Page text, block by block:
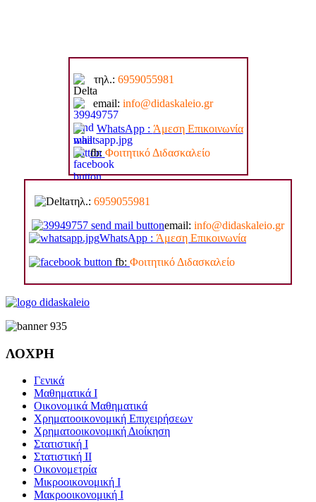
τηλ.: 6959055981
email: info@didaskaleio.gr
WhatsApp : Άμεση Επικοινωνία
fb: Φοιτητικό Διδασκαλείο
τηλ.: 6959055981
email: info@didaskaleio.gr
WhatsApp : Άμεση Επικοινωνία
fb: Φοιτητικό Διδασκαλείο
ΛΟΧΡΗ
Γενικά
Μαθηματικά Ι
Οικονομικά Μαθηματικά
Χρηματοοικονομική Επιχειρήσεων
Χρηματοοικονομική Διοίκηση
Στατιστική Ι
Στατιστική ΙΙ
Οικονομετρία
Μικροοικονομική Ι
Μακροοικονομική Ι